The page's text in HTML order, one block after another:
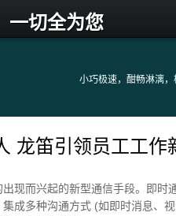
小巧极速，酣畅淋漓
一切全为您
龙笛引领员工工作
现而兴起的新型通信手段。即
成多种沟通方式 (如即时消息、